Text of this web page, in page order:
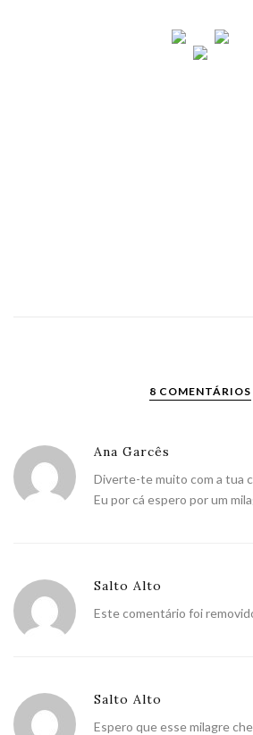
8 COMENTÁRIOS
Ana Garcês
Diverte-te muito com a tua
Eu por cá espero por um
Salto Alto
Este comentário foi
Salto Alto
Espero que esse milagre